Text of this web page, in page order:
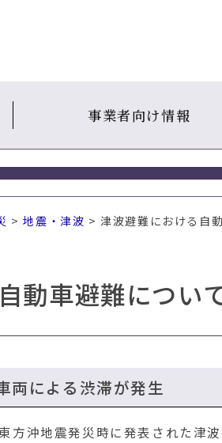
事業者向け情報
>地震・津波 > 津波避難における自
動車避難につい
両による渋滞が発生
方沖地震発災時に発表された津